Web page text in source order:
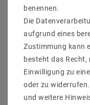
Vertrag widerrufen
benennen.
Die
aufgrund eines
Zustimmung kann
besteht das
Einwilligung zu
oder zu
und weitere